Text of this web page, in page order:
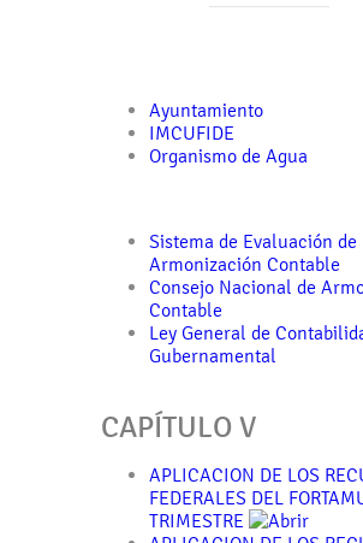
Ayuntamiento
IMCUFIDE
Organismo de Agua
Sistema de Evaluación de
Armonización Contable
Consejo Nacional de
Contable
Ley General de
Gubernamental
CAPÍTULO V
APLICACION DE LOS
FEDERALES DEL
TRIMESTRE